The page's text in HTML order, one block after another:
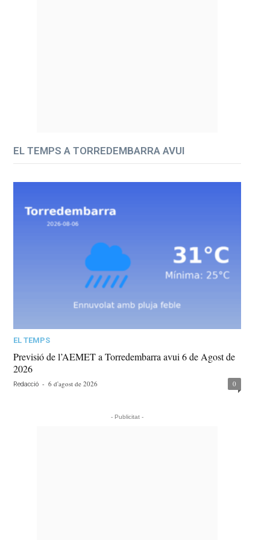
EL TEMPS A TORREDEMBARRA AVUI
EL TEMPS
Previsió de l’AEMET a Torredembarra avui 6 de Agost de
2026
Redacció - 6 d'agost de 2026 0
- Publicitat -